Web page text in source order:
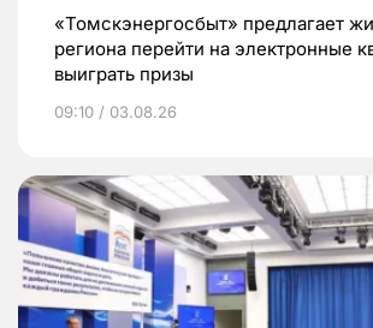
«Томскэнергосбыт» предлагает
региона перейти на электронные
выиграть призы
09:10 / 03.08.26